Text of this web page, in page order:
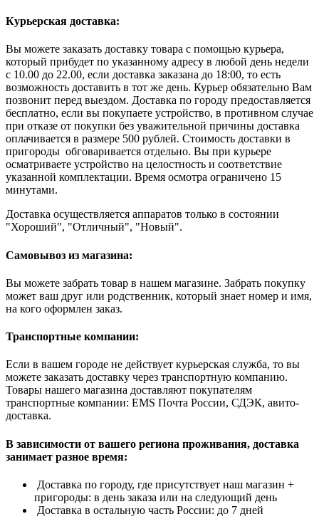
Курьерская доставка:
Вы можете заказать доставку товара с помощью курьера,
который прибудет по указанному адресу в любой день недели
с 10.00 до 22.00, если доставка заказана до 18:00, то есть
возможность доставить в тот же день. Курьер обязательно Вам
позвонит перед выездом. Доставка по городу предоставляется
бесплатно, если вы покупаете устройство, в противном случае
при отказе от покупки без уважительной причины доставка
оплачивается в размере 500 рублей. Стоимость доставки в
пригороды обговаривается отдельно. Вы при курьере
осматриваете устройство на целостность и соответствие
указанной комплектации. Время осмотра ограничено 15
минутами.
Доставка осуществляется аппаратов только в состоянии
"Хороший", "Отличный", "Новый".
Самовывоз из магазина:
Вы можете забрать товар в нашем магазине. Забрать покупку
может ваш друг или родственник, который знает номер и имя,
на кого оформлен заказ.
Транспортные компании:
Если в вашем городе не действует курьерская служба, то вы
можете заказать доставку через транспортную компанию.
Товары нашего магазина доставляют покупателям
транспортные компании: EMS Почта России, СДЭК, авито-
доставка.
В зависимости от вашего региона проживания, доставка
занимает разное время:
Доставка по городу, где присутствует наш магазин +
пригороды: в день заказа или на следующий день
Доставка в остальную часть России: до 7 дней